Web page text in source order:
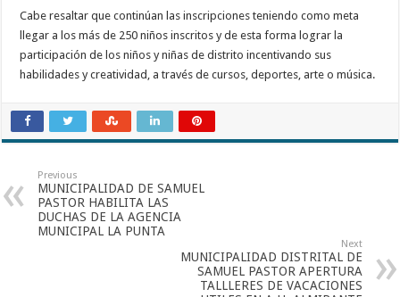
Cabe resaltar que continúan las inscripciones teniendo como meta
llegar a los más de 250 niños inscritos y de esta forma lograr la
participación de los niños y niñas de distrito incentivando sus
habilidades y creatividad, a través de cursos, deportes, arte o música.
Previous
MUNICIPALIDAD DE SAMUEL
PASTOR HABILITA LAS
DUCHAS DE LA AGENCIA
MUNICIPAL LA PUNTA
Next
MUNICIPALIDAD DISTRITAL DE
SAMUEL PASTOR APERTURA
TALLLERES DE VACACIONES